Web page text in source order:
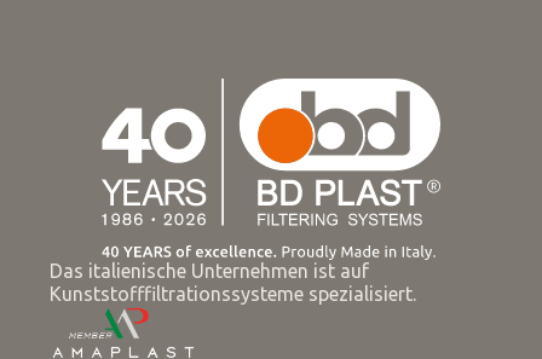
Das italienische Unternehmen ist auf
Kunststofffiltrationssysteme spezialisiert.